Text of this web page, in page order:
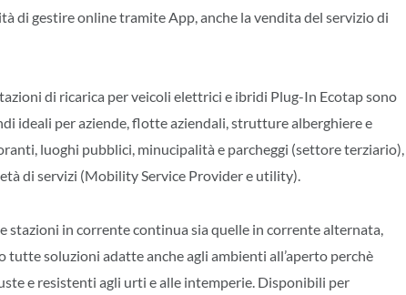
di gestire online tramite App, anche la vendita del servizio di
di ricarica per veicoli elettrici e ibridi Plug-In Ecotap sono
ideali per aziende, flotte aziendali, strutture alberghiere e
luoghi pubblici, minucipalità e parcheggi (settore terziario),
di servizi (Mobility Service Provider e utility).
stazioni in corrente continua sia quelle in corrente alternata,
tutte soluzioni adatte anche agli ambienti all’aperto perchè
e resistenti agli urti e alle intemperie. Disponibili per